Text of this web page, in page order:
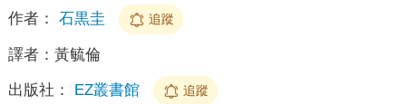
作者： 石黒圭 追蹤
譯者： 黃毓倫
出版社： EZ叢書館 追蹤